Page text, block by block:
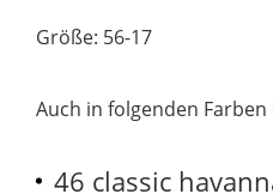
Größe: 56-17
Auch in folgenden
46 classic